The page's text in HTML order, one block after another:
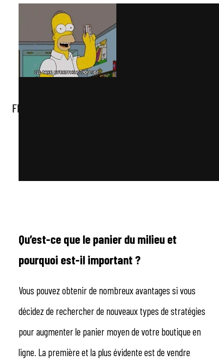
BLOG
CONTACT
Qu’est-ce que le panier du milieu et
pourquoi est-il important ?
Vous pouvez obtenir de nombreux avantages si vous
décidez de rechercher de nouveaux types de stratégies
pour augmenter le panier moyen de votre boutique en
ligne. La première et la plus évidente est de vendre